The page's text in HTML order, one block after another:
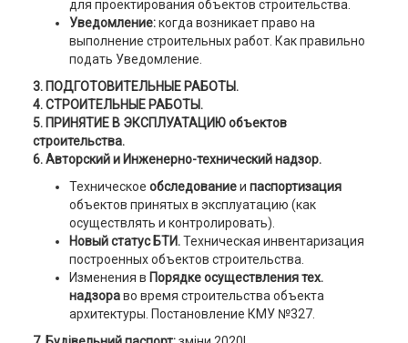
для проектирования объектов строительства.
Уведомление:когда возникает право на
выполнение строительных работ. Как правильно
подать Уведомление.
3. ПОДГОТОВИТЕЛЬНЫЕ РАБОТЫ.
4. СТРОИТЕЛЬНЫЕ РАБОТЫ.
5. ПРИНЯТИЕ В ЭКСПЛУАТАЦИЮ объектов
строительства.
6. Авторский и Инженерно-технический надзор.
Техническое обследованиеи паспортизация
объектов принятых в эксплуатацию (как
осуществлять и контролировать).
Новый статус БТИ.Техническая инвентаризация
построенных объектов строительства.
Изменения в Порядке осуществлениятех.
надзораво время строительства объекта
архитектуры. Постановление КМУ №327.